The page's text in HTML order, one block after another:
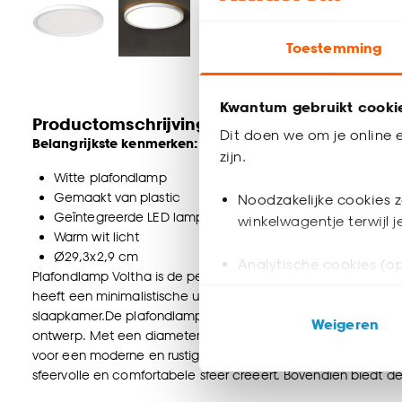
Toestemming
Kwantum gebruikt
Dit doen we om je online
zijn.
Noodzakelijke cookies
winkelwagentje terwijl
Analytische cookies
ook buiten de
Klik op ‘Ja, alles
Weigeren
Productomschrijving
Belangrijkste kenmerken:
Witte plafondlamp
Gemaakt van plastic
Geïntegreerde LED lamp
Warm wit licht
Ø29,3x2,9 cm
Plafondlamp Voltha is de perfecte keuze voor wie houdt
heeft een minimalistische uitstraling en past moeiteloos in
slaapkamer.De plafondlamp is gemaakt van 100%
ontwerp. Met een diameter van 29,3 cm en een hoogte
voor een moderne en rustige look. Dankzij de
sfeervolle en comfortabele sfeer creëert. Bovendien biedt